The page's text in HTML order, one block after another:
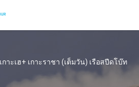
กาะเฮ+ เกาะราชา (เต็มวัน) เรือสปีดโบ๊ท